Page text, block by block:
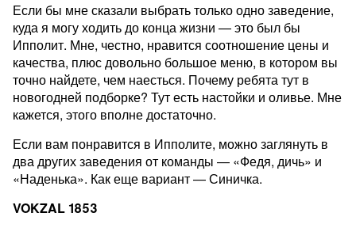
Если бы мне сказали выбрать только одно заведение,
куда я могу ходить до конца жизни — это был бы
Ипполит. Мне, честно, нравится соотношение цены и
качества, плюс довольно большое меню, в котором вы
точно найдете, чем наесться. Почему ребята тут в
новогодней подборке? Тут есть настойки и оливье. Мне
кажется, этого вполне достаточно.
Если вам понравится в Ипполите, можно заглянуть в
два других заведения от команды — «Федя, дичь» и
«Наденька». Как еще вариант — Синичка.
VOKZAL 1853